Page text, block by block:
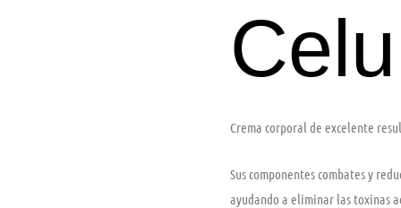
Crema corporal de excelente
Sus componentes combates y
ayudando a eliminar las toxinas